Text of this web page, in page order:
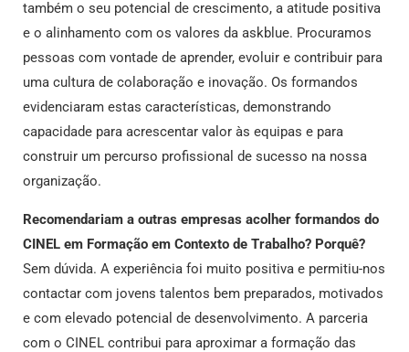
também o seu potencial de crescimento, a atitude positiva
e o alinhamento com os valores da askblue. Procuramos
pessoas com vontade de aprender, evoluir e contribuir para
uma cultura de colaboração e inovação. Os formandos
evidenciaram estas características, demonstrando
capacidade para acrescentar valor às equipas e para
construir um percurso profissional de sucesso na nossa
organização.
Recomendariam a outras empresas acolher formandos do
CINEL em Formação em Contexto de Trabalho? Porquê?
Sem dúvida. A experiência foi muito positiva e permitiu-nos
contactar com jovens talentos bem preparados, motivados
e com elevado potencial de desenvolvimento. A parceria
com o CINEL contribui para aproximar a formação das